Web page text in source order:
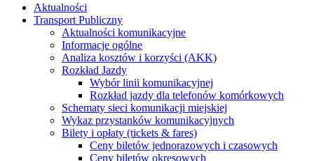
Aktualności
Transport Publiczny
Aktualności komunikacyjne
Informacje ogólne
Analiza kosztów i korzyści (AKK)
Rozkład Jazdy
Wybór linii komunikacyjnej
Rozkład jazdy dla telefonów komórkowych
Schematy sieci komunikacji miejskiej
Wykaz przystanków komunikacyjnych
Bilety i opłaty (tickets & fares)
Ceny biletów jednorazowych i czasowych
Ceny biletów okresowych